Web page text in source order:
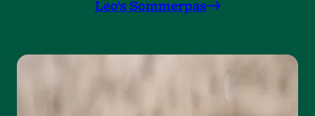
Leo's Sommerpas